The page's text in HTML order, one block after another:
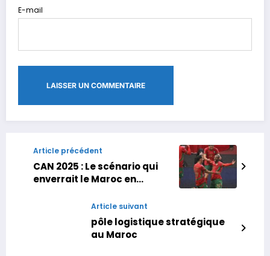
E-mail
Article précédent
CAN 2025 : Le scénario qui
enverrait le Maroc en
Article suivant
pôle logistique stratégique
au Maroc